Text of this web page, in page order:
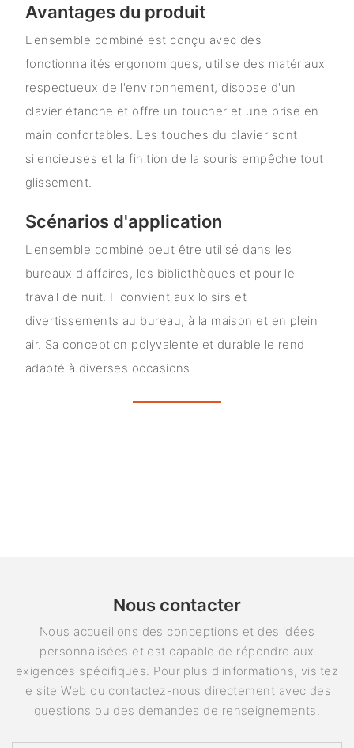
Avantages du produit
L'ensemble combiné est conçu avec des
fonctionnalités ergonomiques, utilise des matériaux
respectueux de l'environnement, dispose d'un
clavier étanche et offre un toucher et une prise en
main confortables. Les touches du clavier sont
silencieuses et la finition de la souris empêche tout
glissement.
Scénarios d'application
L'ensemble combiné peut être utilisé dans les
bureaux d'affaires, les bibliothèques et pour le
travail de nuit. Il convient aux loisirs et
divertissements au bureau, à la maison et en plein
air. Sa conception polyvalente et durable le rend
adapté à diverses occasions.
Nous contacter
Nous accueillons des conceptions et des idées
personnalisées et est capable de répondre aux
exigences spécifiques. Pour plus d'informations, visitez
le site Web ou contactez-nous directement avec des
questions ou des demandes de renseignements.